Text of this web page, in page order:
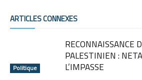
ARTICLES CONNEXES
Politique
RECONNAISSANCE
PALESTINIEN :
L’IMPASSE